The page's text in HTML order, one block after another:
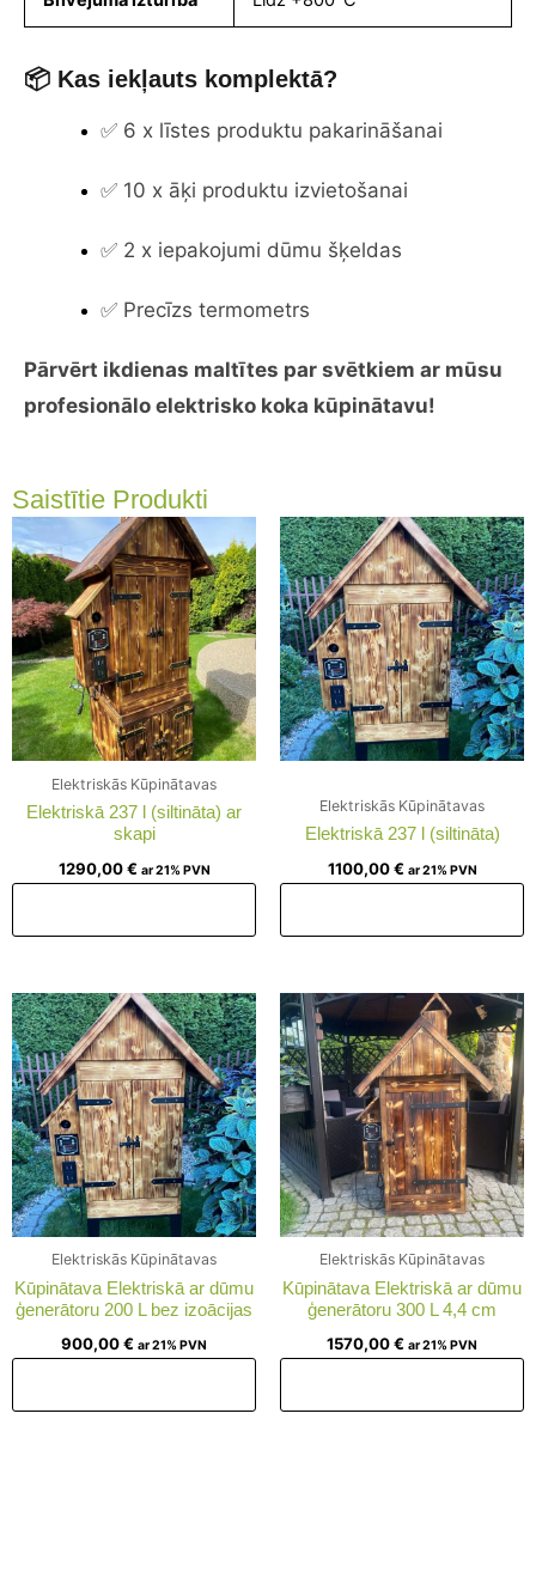
📦 Kas iekļauts komplektā?
✅ 6 x līstes produktu pakarināšanai
✅ 10 x āķi produktu izvietošanai
✅ 2 x iepakojumi dūmu šķeldas
✅ Precīzs termometrs
Pārvērt ikdienas maltītes par svētkiem ar mūsu
profesionālo elektrisko koka kūpinātavu!
Saistītie Produkti
Elektriskās Kūpinātavas
Elektriskā 237 l (siltināta) ar
skapi
1290,00€ ar 21% PVN
Elektriskās Kūpinātavas
Elektriskā 237 l (siltināta)
1100,00€ ar 21% PVN
Elektriskās Kūpinātavas
Kūpinātava Elektriskā ar dūmu
ģenerātoru 200 L bez izoācijas
900,00€ ar 21% PVN
Elektriskās Kūpinātavas
Kūpinātava Elektriskā ar dūmu
ģenerātoru 300 L 4,4 cm
1570,00€ ar 21% PVN